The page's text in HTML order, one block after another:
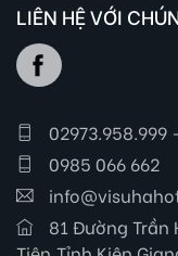
LIÊN HỆ VỚI
02973.958.999
0985 066 662
81 Đường Trần